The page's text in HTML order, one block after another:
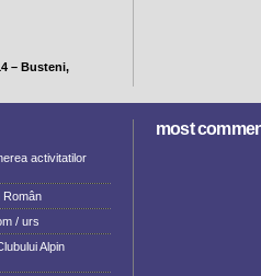
– Busteni,
activitatilor
Român
/ urs
Alpin
most